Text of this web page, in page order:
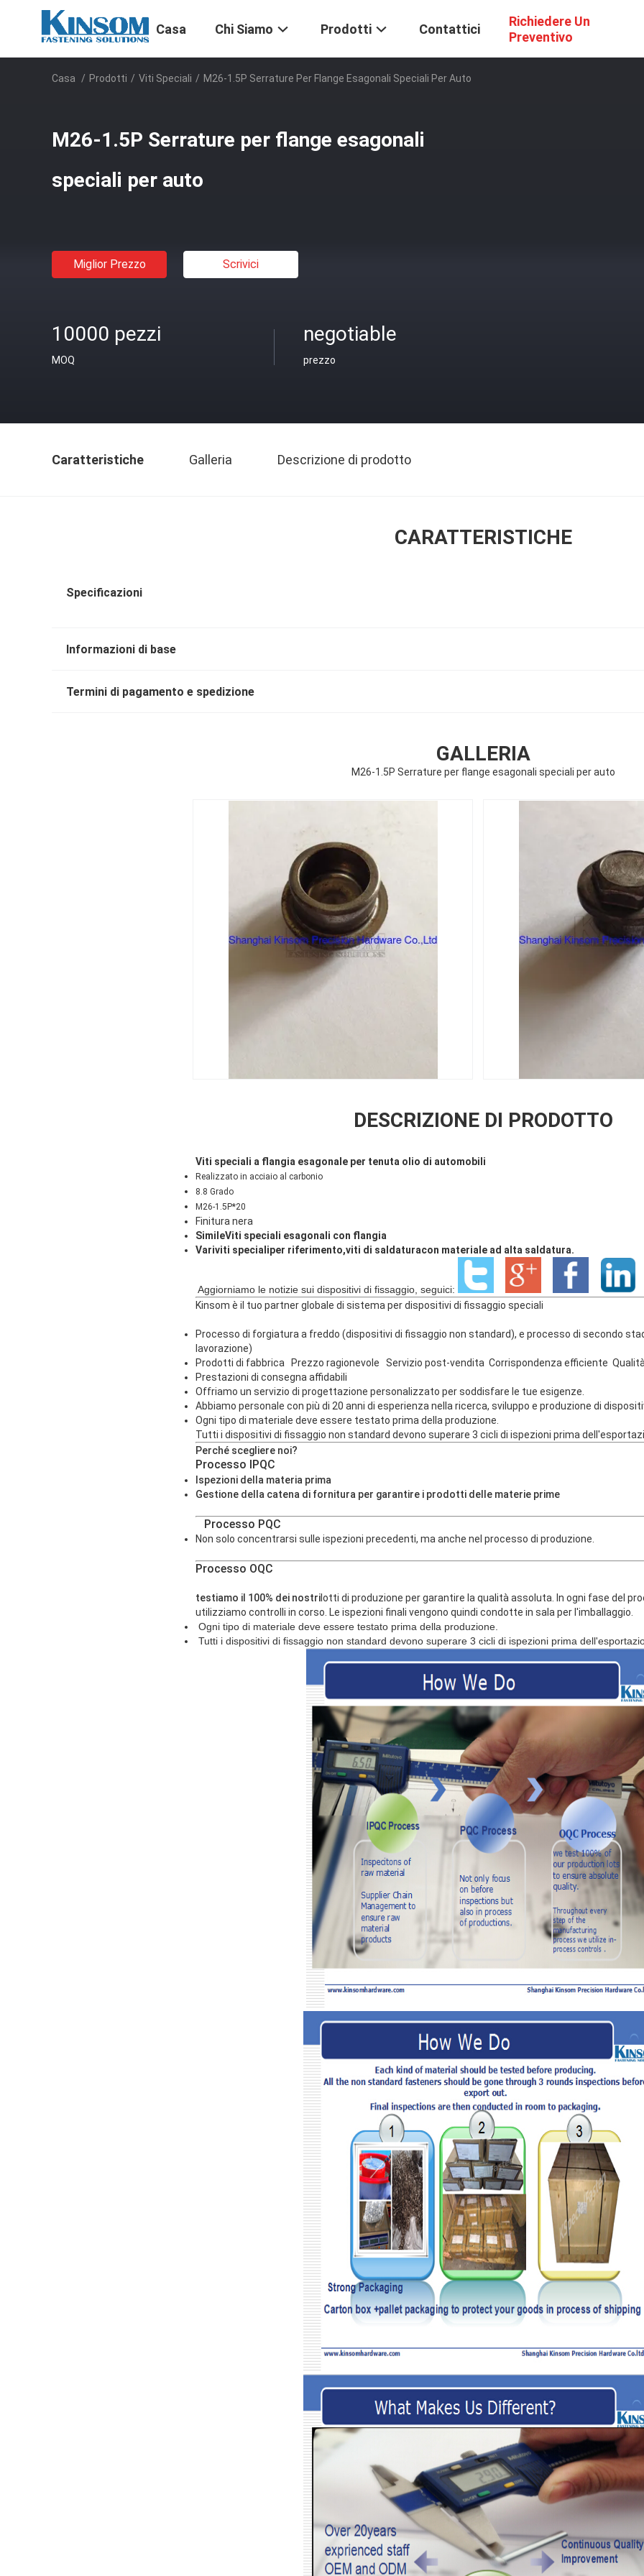
Casa Chi Siamo Prodotti Contattici
Richiedere Un
Preventivo
Casa / Prodotti / Viti Speciali / M26-1.5P Serrature Per Flange Esagonali Speciali Per Auto
M26-1.5P Serrature per flange esagonali
speciali per auto
Miglior Prezzo Scrivici
10000 pezzi
MOQ
negotiable
prezzo
Caratteristiche Galleria Descrizione di prodotto
CARATTERISTICHE
Specificazioni
Informazioni di base
Termini di pagamento e spedizione
GALLERIA
M26-1.5P Serrature per flange esagonali speciali per auto
DESCRIZIONE DI PRODOTTO
Viti speciali a flangia esagonale per tenuta olio di automobili
Realizzato in acciaio al carbonio
8.8 Grado
M26-1.5P*20
Finitura nera
SimileViti speciali esagonali con flangia
Variviti specialiper riferimento,viti di saldaturacon materiale ad alta saldatura.
Aggiorniamo le notizie sui dispositivi di fissaggio, seguici:
Kinsom è il tuo partner globale di sistema per dispositivi di fissaggio speciali
Processo di forgiatura a freddo (dispositivi di fissaggio non standard), e processo di secondo
lavorazione)
Prodotti di fabbrica Prezzo ragionevole Servizio post-vendita Corrispondenza efficiente
Prestazioni di consegna affidabili
Offriamo un servizio di progettazione personalizzato per soddisfare le tue esigenze.
Abbiamo personale con più di 20 anni di esperienza nella ricerca, sviluppo e produzione di
Ogni tipo di materiale deve essere testato prima della produzione.
Tutti i dispositivi di fissaggio non standard devono superare 3 cicli di ispezioni prima
Perché scegliere noi?
Processo IPQC
Ispezioni della materia prima
Gestione della catena di fornitura per garantire i prodotti delle materie prime
Processo PQC
Non solo concentrarsi sulle ispezioni precedenti, ma anche nel processo di produzione.
Processo OQC
testiamo il 100% dei nostrilotti di produzione per garantire la qualità assoluta. In ogni fase del
utilizziamo controlli in corso. Le ispezioni finali vengono quindi condotte in sala per l'imballaggio.
Ogni tipo di materiale deve essere testato prima della produzione.
Tutti i dispositivi di fissaggio non standard devono superare 3 cicli di ispezioni prima